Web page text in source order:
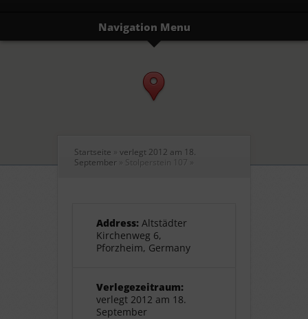
Navigation Menu
Startseite » verlegt 2012 am 18.
September » Stolperstein 107 »
Address: Altstädter
Kirchenweg 6,
Pforzheim, Germany
Verlegezeitraum:
verlegt 2012 am 18.
September